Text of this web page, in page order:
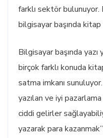
farklı sektör
bilgisayar başında
Bilgisayar başında
birçok farklı konuda
satma imkanı
yazılan ve iyi
ciddi gelirler
yazarak para